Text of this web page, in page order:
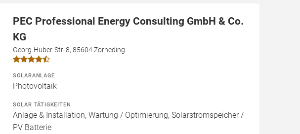
PEC Professional Energy Consulting GmbH & Co.
KG
Georg-Huber-Str. 8, 85604 Zorneding
SOLARANLAGE
Photovoltaik
SOLAR TÄTIGKEITEN
Anlage & Installation, Wartung / Optimierung, Solarstromspeicher /
PV Batterie